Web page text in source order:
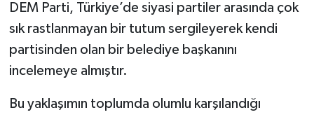
DEM Parti, Türkiye’de siyasi partiler arasında çok
sık rastlanmayan bir tutum sergileyerek kendi
partisinden olan bir belediye başkanını
incelemeye almıştır.
Bu yaklaşımın toplumda olumlu karşılandığı